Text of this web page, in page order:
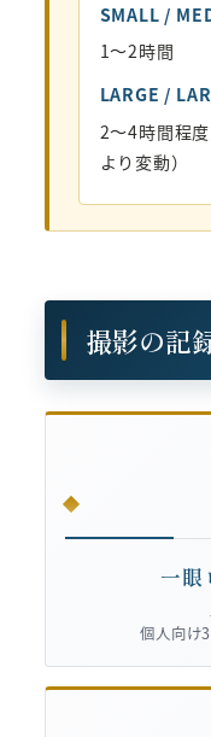
SMALL /
1〜2時間
LARGE /
2〜4時間程
より変動）
撮影の記
一眼
個人向け